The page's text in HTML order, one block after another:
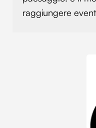
raggiungere